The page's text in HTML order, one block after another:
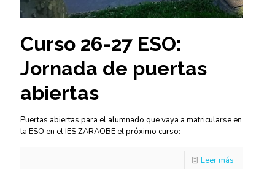
Curso 26-27 ESO:
Jornada de puertas
abiertas
Puertas abiertas para el alumnado que vaya a matricularse en
la ESO en el IES ZARAOBE el próximo curso:
Leer más